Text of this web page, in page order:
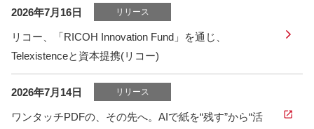
2026年7月16日 リリース
リコー、「RICOH Innovation Fund」を通じ、
Telexistenceと資本提携(リコー)
2026年7月14日 リリース
ワンタッチPDFの、その先へ。AIで紙を“残す”から“活